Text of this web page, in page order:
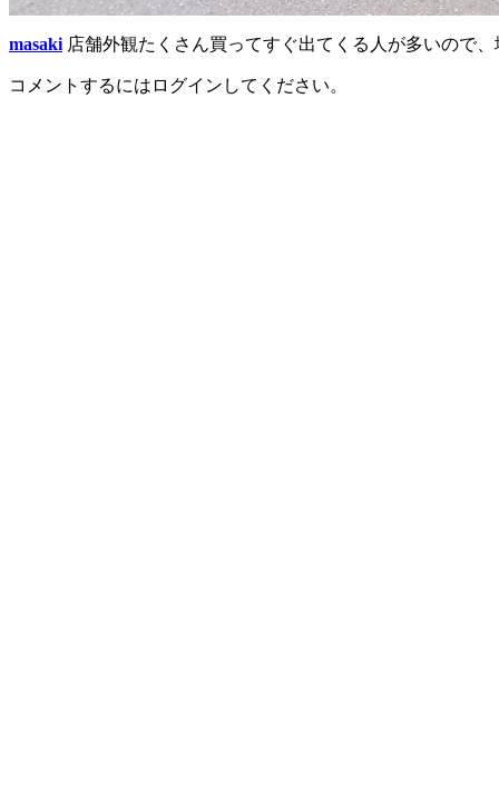
masaki 店舗外観たくさん買ってすぐ出てくる人が多いので
コメントするにはログインしてください。